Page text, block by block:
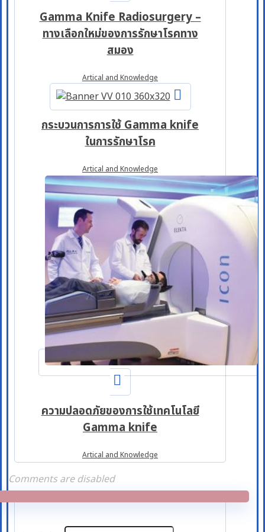
Gamma Knife Radiosurgery –
ทางเลือกใหม่ของการรักษาโรคทาง
สมอง
Artical and Knowledge
กระบวนการการใช้ Gamma knife
ในการรักษาโรค
Artical and Knowledge
ความปลอดภัยของการใช้เทคโนโลยี
Gamma knife
Artical and Knowledge
Comments are disabled